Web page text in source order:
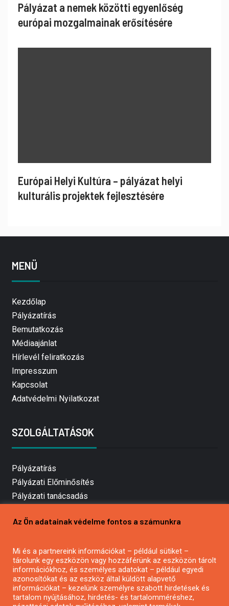
Pályázat a nemek közötti egyenlőség
európai mozgalmainak erősítésére
Európai Helyi Kultúra – pályázat helyi
kulturális projektek fejlesztésére
MENÜ
Kezdőlap
Pályázatírás
Bemutatkozás
Médiaajánlat
Hírlevél feliratkozás
Impresszum
Kapcsolat
Adatvédelmi Nyilatkozat
SZOLGÁLTATÁSOK
Pályázatírás
Pályázati Előminősítés
Pályázati tanácsadás
Mezőgazdasági pályázatírás
Pályázatírás civil szervezeteknek
Pályázatírás önkormányzatoknak
Pályázatfigyelés
Specifikus pályázatfigyelés vagy hírlevél
Az Ön adatainak védelme fontos a számunkra
Mi és a partnereink információkat – például sütiket –
tárolunk egy eszközön vagy hozzáférünk az eszközön tárolt
információkhoz, és személyes adatokat – például egyedi
azonosítókat és az eszköz által küldött alapvető
információkat – kezelünk személyre szabott hirdetések és
tartalom nyújtásához, hirdetés- és tartalomméréshez,